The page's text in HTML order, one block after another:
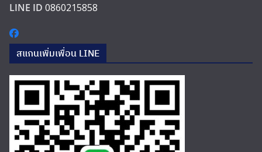
LINE ID 0860215858
สแกนเพิ่มเพื่อน LINE